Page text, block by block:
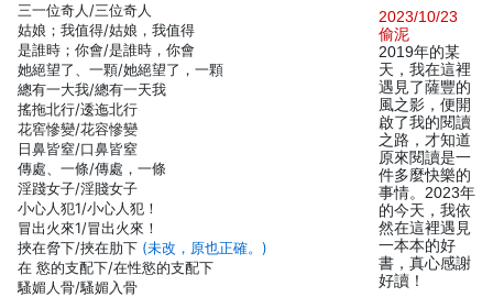
三一位奇人/三位奇人
姑娘；我值得/姑娘，我值得
是誰時；你會/是誰時，你會
她絕望了、一顆/她絕望了，一顆
總有一大我/總有一天我
搖拖北行/逶迤北行
花窖慘變/花容慘變
日鼻皆窒/口鼻皆窒
傳處、一條/傳處，一條
淫踐女子/淫賤女子
小心人犯1/小心人犯！
冒出火來1/冒出火來！
挾在脅下/挾在肋下 (未改，原也正確。)
在 慾的支配下/在性慾的支配下
騷媚人骨/騷媚入骨
2023/10/23
偷泥
2019年的某
天，我在這裡
遇見了薩豐的
風之影，便開
啟了我的閱讀
之路，才知道
原來閱讀是一
件多麼快樂的
事情。2023年
的今天，我依
然在這裡遇見
一本本的好
書，真心感謝
好讀！